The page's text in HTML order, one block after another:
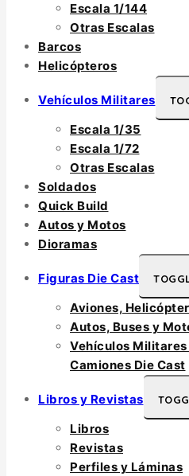
Escala 1/144
Otras Escalas
Barcos
Helicópteros
Vehículos Militares
Escala 1/35
Escala 1/72
Otras Escalas
Soldados
Quick Build
Autos y Motos
Dioramas
Figuras Die Cast
Aviones,
Autos, Buses y
Vehículos
Camiones Die Cast
Libros y Revistas
Libros
Revistas
Perfiles y Láminas